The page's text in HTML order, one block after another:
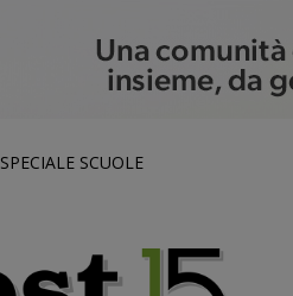
SPECIALE SCUOLE